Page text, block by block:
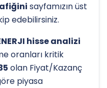
sayfamızın üst
edebilirsiniz.
hisse analizi
oranları kritik
olan Fiyat/Kazanç
piyasa